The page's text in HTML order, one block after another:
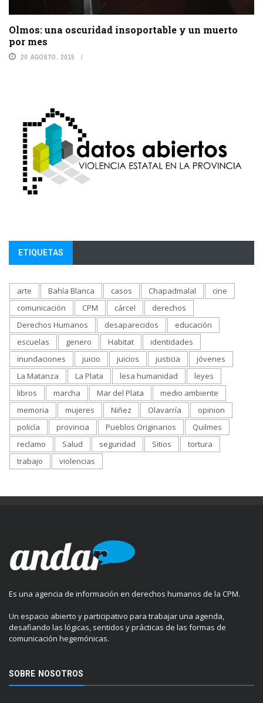
Olmos: una oscuridad insoportable y un muerto
por mes
20 AGOSTO, 2015
ETIQUETAS
arte Bahía Blanca casos Chapadmalal
cine
comunicación
CPM cárcel
derechos
Derechos Humanos
desaparecidos
educación
escuelas
genero Habitat
identidades
inundaciones
juicio juicios justicia
jóvenes
La Matanza
La Plata lesa humanidad
leyes
libros
marcha Mar del Plata
medio ambiente
memoria
mujeres Niñez Olavarría
opinion
policía
provincia Pueblos Originarios
Quilmes
reclamo
Salud seguridad Sitios
tortura
trabajo
violencias
Es una agencia de información en derechos humanos de la CPM.
Un espacio abierto y participativo para trabajar una agenda,
desafiando las lógicas, sentidos y prácticas de las formas de
comunicación hegemónicas.
SOBRE NOSOTROS